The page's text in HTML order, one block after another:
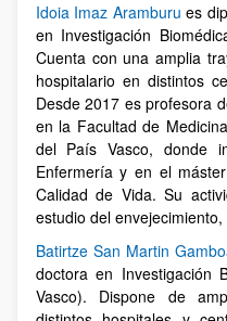
Idoia Imaz Aramburu es
en Investigación
Cuenta con una amplia
hospitalario en distintos
Desde 2017 es profesora
en la Facultad de
del País Vasco, donde
Enfermería y en el
Calidad de Vida. Su
estudio del
Batirtze San Martin
doctora en Investigación
Vasco). Dispone de